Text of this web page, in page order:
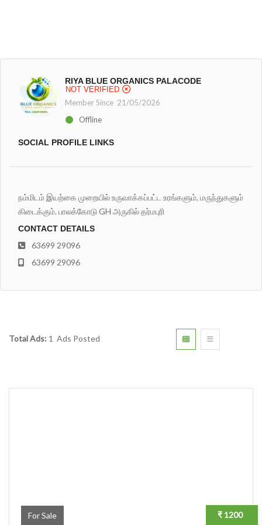
RIYA BLUE ORGANICS PALACODE
NOT VERIFIED
Member Since 21/05/2026
Offline
SOCIAL PROFILE LINKS
நம்மிடம் இயற்கை முறையில் உருவாக்கப்பட்ட உரங்களும், மருந்துகளும்
கிடைக்கும். பாலக்கோடு GH அருகில் தர்மபுரி
CONTACT DETAILS
63699 29096
63699 29096
Total Ads: 1 Ads Posted
For Sale ₹ 1200